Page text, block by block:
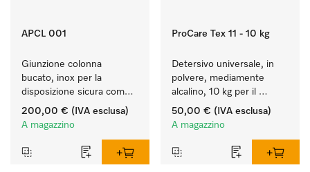
APCL 001
Giunzione colonna
bucato, inox per la
disposizione sicura come
colonna bucato.
200,00 € (IVA esclusa)
A magazzino
ProCare Tex 11 - 10 kg
Detersivo universale, in
polvere, mediamente
alcalino, 10 kg per il
lavaggio di capi bianchi e
colorati resistenti.
50,00 € (IVA esclusa)
A magazzino